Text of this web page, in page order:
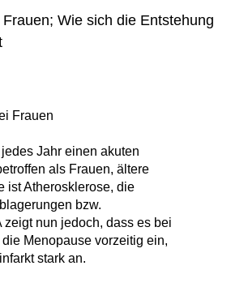
Wie sich die Entstehung
Frauen
Jahr einen akuten
als Frauen, ältere
ist Atherosklerose, die
bzw.
nun jedoch, dass es bei
Menopause vorzeitig ein,
stark an.